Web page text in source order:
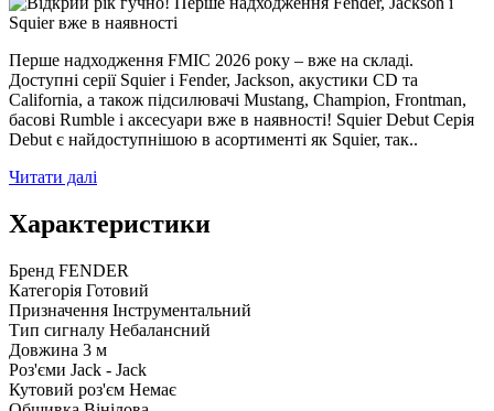
Перше надходження FMIC 2026 року – вже на складі.
Доступні серії Squier і Fender, Jackson, акустики CD та
California, а також підсилювачі Mustang, Champion, Frontman,
басові Rumble і аксесуари вже в наявності! Squier Debut Серія
Debut є найдоступнішою в асортименті як Squier, так..
Читати далі
Характеристики
Бренд FENDER
Категорія Готовий
Призначення Інструментальний
Тип сигналу Небалансний
Довжина 3 м
Роз'єми Jack - Jack
Кутовий роз'єм Немає